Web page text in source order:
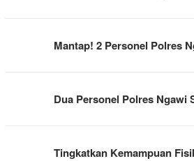
Mantap! 2 Personel Polres
Dua Personel Polres Ngawi
Tingkatkan Kemampuan